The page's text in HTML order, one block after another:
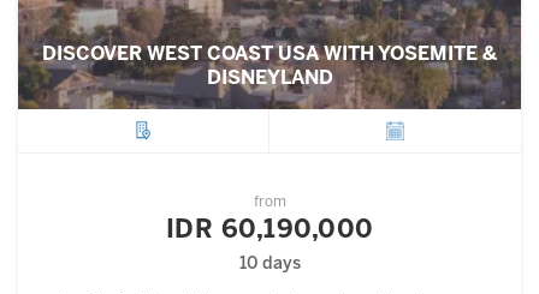
DISCOVER WEST COAST USA WITH YOSEMITE &
DISNEYLAND
from
IDR 60,190,000
10 days